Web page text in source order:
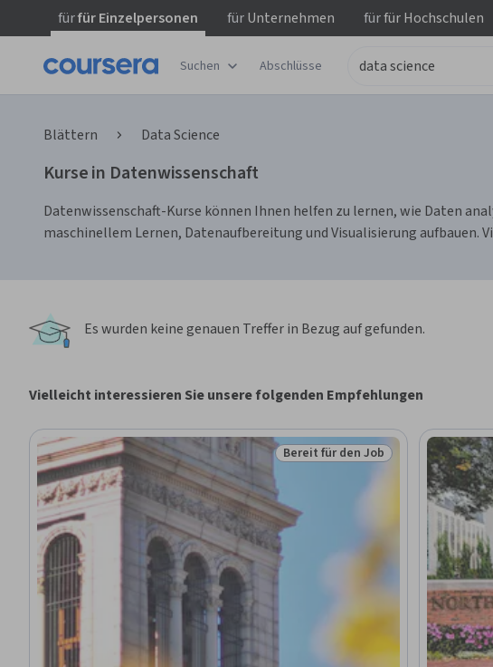
fürfür Einzelpersonen fürUnternehmen fürfür Hochschulen
Suchen Abschlüsse
Blättern Data Science
Kurse in Datenwissenschaft
Datenwissenschaft-Kurse können Ihnen helfen zu lernen, wie Daten
maschinellem Lernen, Datenaufbereitung und Visualisierung
Es wurden keine genauen Treffer in Bezug aufgefunden.
Vielleicht interessieren Sie unsere folgenden Empfehlungen
Status: Bereit für den Job
Bereit für den Job